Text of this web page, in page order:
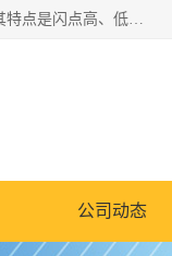
航空煤油（Jet Fuel）是专门为喷气式航空发动机设计的高纯度燃料，主要分为Jet A、Jet A-1和Jet B等类型。其特点是闪点高、低温流动性好，并添加了抗静电剂和抗氧化剂以确保飞行安全。航空煤油需
公司动态